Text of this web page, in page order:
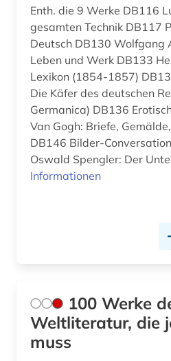
elektronisches buch (25)
england (1)
englisch (6)
enneades (1)
enzyklopädie (6)
epigraphik (7)
etymologie (2)
Enth. die 9 Werke DB116 Lueger:Lexikon der
gesamten Technik DB117
Deutsch DB130 Wolfgang
Leben und Werk DB133
Lexikon (1854-1857)
Die Käfer des deutschen
Germanica) DB136
Van Gogh: Briefe,
DB146 Bilder-
Oswald Spengler: Der
Informationen
100 Werke
Weltliteratur, die
muss